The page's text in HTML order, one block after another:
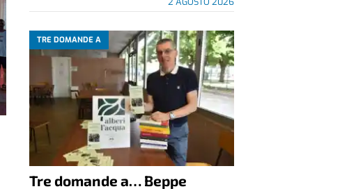
TRE DOMANDE A
Tre domande a… Beppe